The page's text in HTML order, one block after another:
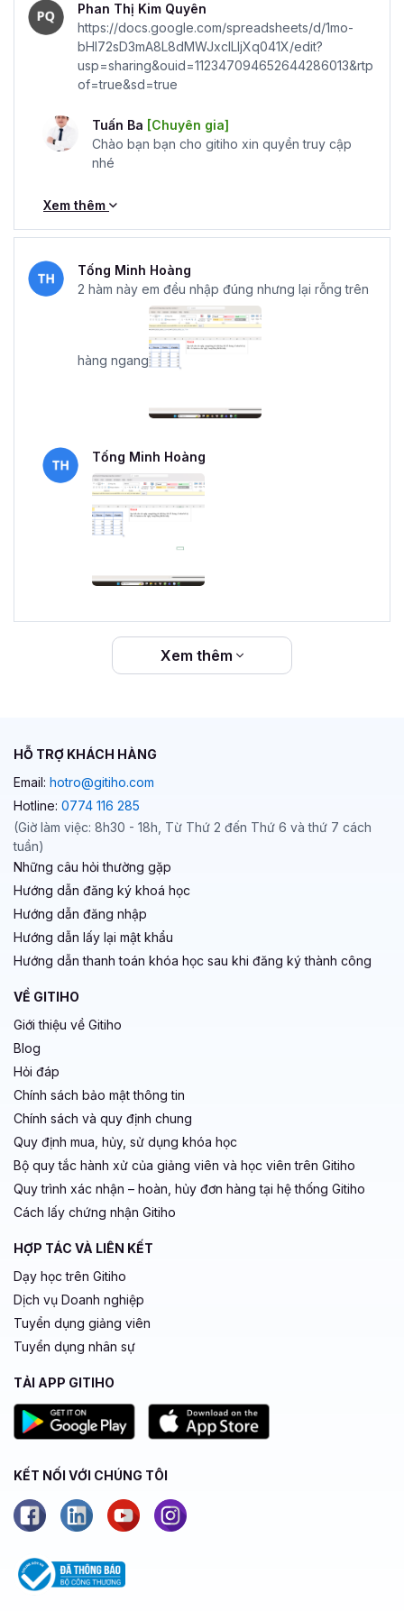
Phan Thị Kim Quyên
https://docs.google.com/spreadsheets/d/1mo-
bHI72sD3mA8L8dMWJxclLIjXq041X/edit?
usp=sharing&ouid=112347094652644286013&rtp
of=true&sd=true
Tuấn Ba [Chuyên gia]
Chào bạn bạn cho gitiho xin quyền truy cập
nhé
Xem thêm
Tống Minh Hoàng
2 hàm này em đều nhập đúng nhưng lại rỗng trên
hàng ngang
Tống Minh Hoàng
Xem thêm
HỖ TRỢ KHÁCH HÀNG
Email: hotro@gitiho.com
Hotline: 0774 116 285
(Giờ làm việc: 8h30 - 18h, Từ Thứ 2 đến Thứ 6 và thứ 7 cách
tuần)
Những câu hỏi thường gặp
Hướng dẫn đăng ký khoá học
Hướng dẫn đăng nhập
Hướng dẫn lấy lại mật khẩu
Hướng dẫn thanh toán khóa học sau khi đăng ký thành công
VỀ GITIHO
Giới thiệu về Gitiho
Blog
Hỏi đáp
Chính sách bảo mật thông tin
Chính sách và quy định chung
Quy định mua, hủy, sử dụng khóa học
Bộ quy tắc hành xử của giảng viên và học viên trên Gitiho
Quy trình xác nhận – hoàn, hủy đơn hàng tại hệ thống Gitiho
Cách lấy chứng nhận Gitiho
HỢP TÁC VÀ LIÊN KẾT
Dạy học trên Gitiho
Dịch vụ Doanh nghiệp
Tuyển dụng giảng viên
Tuyển dụng nhân sự
TẢI APP GITIHO
KẾT NỐI VỚI CHÚNG TÔI